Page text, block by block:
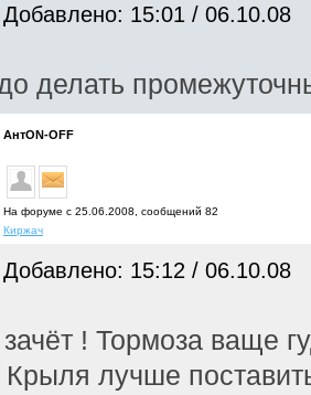
Добавлено: 15:01 / 06.10.08
делать
АнтON-OFF
На форуме с 25.06.2008, cообщений 82
Киржач
Добавлено: 15:12 / 06.10.08
! Тормоза ваще
Крыля лучше